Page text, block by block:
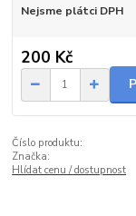
Nejsme plátci DPH
200 Kč
Číslo produktu:
Značka:
Hlídat cenu / dostupnost